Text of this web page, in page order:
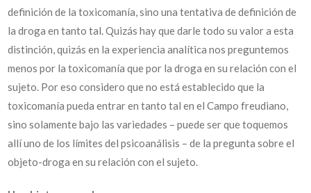
definición de la toxicomanía, sino una tentativa de definición de
la droga en tanto tal. Quizás hay que darle todo su valor a esta
distinción, quizás en la experiencia analítica nos preguntemos
menos por la toxicomanía que por la droga en su relación con el
sujeto. Por eso considero que no está establecido que la
toxicomanía pueda entrar en tanto tal en el Campo freudiano,
sino solamente bajo las variedades – puede ser que toquemos
allí uno de los límites del psicoanálisis – de la pregunta sobre el
objeto-droga en su relación con el sujeto.